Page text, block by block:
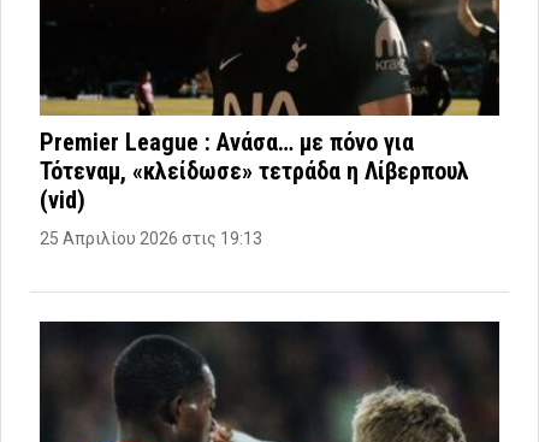
Premier League : Ανάσα… με πόνο για
Τότεναμ, «κλείδωσε» τετράδα η Λίβερπουλ
(vid)
25 Απριλίου 2026 στις 19:13